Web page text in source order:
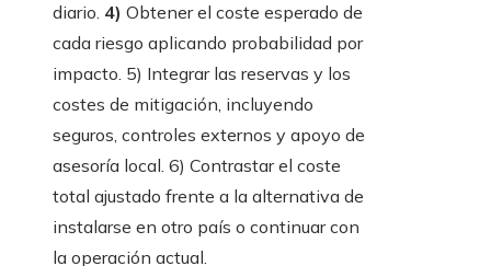
diario. 4) Obtener el coste esperado de
cada riesgo aplicando probabilidad por
impacto. 5) Integrar las reservas y los
costes de mitigación, incluyendo
seguros, controles externos y apoyo de
asesoría local. 6) Contrastar el coste
total ajustado frente a la alternativa de
instalarse en otro país o continuar con
la operación actual.